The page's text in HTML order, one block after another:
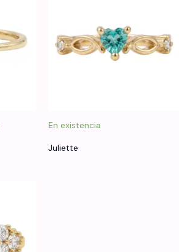
En existencia
Juliette